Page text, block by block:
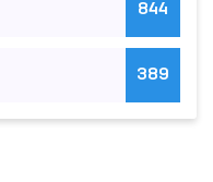
844
389